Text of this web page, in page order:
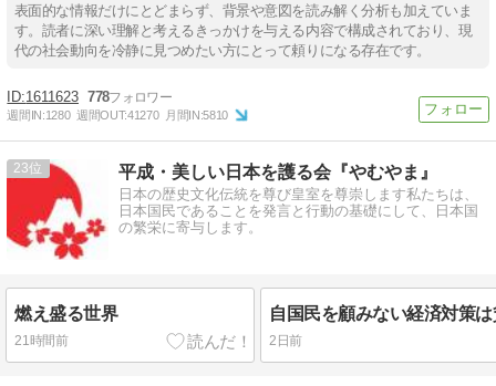
表面的な情報だけにとどまらず、背景や意図を読み解く分析も加えていま
す。読者に深い理解と考えるきっかけを与える内容で構成されており、現
代の社会動向を冷静に見つめたい方にとって頼りになる存在です。
1611623 778
週間IN:1280 週間OUT:41270 月間IN:5810
23 平成・美しい日本を護る会『やむやま』
日本の歴史文化伝統を尊び皇室を尊崇します私たちは、
日本国民であることを発言と行動の基礎にして、日本国
の繁栄に寄与します。
燃え盛る世界
21時間前
自国民を顧みない経済対策
2日前